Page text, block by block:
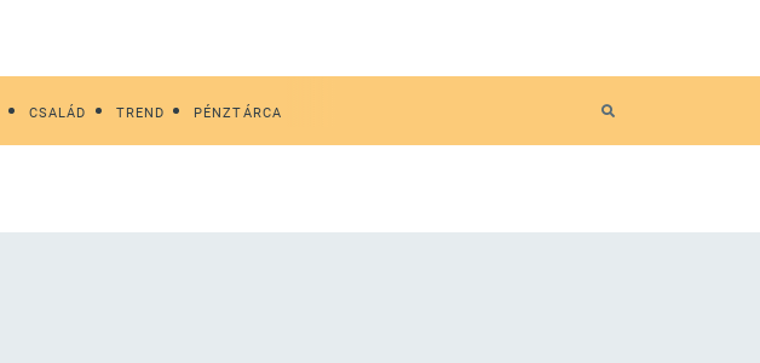
CSALÁD TREND PÉNZTÁRCA